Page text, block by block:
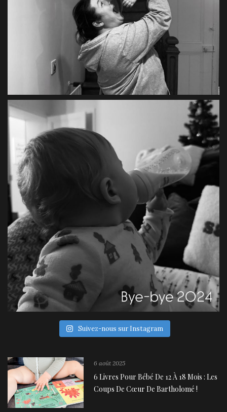
Suivez-nous sur Instagram
6 août 2025
6 Livres Pour Bébé De 12 À 18 Mois : Les
Coups De Cœur De Bartholomé !